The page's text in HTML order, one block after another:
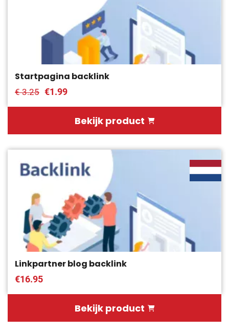
Startpagina backlink
€ 3.25 €1.99
Bekijk product
Linkpartner blog backlink
€16.95
Bekijk product